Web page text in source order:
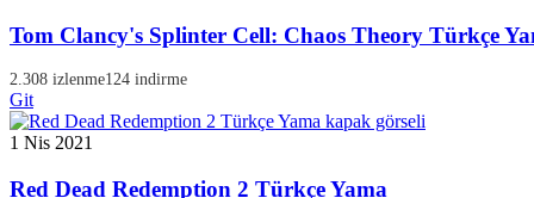
Tom Clancy's Splinter Cell: Chaos Theory Türkçe
2.308 izlenme124 indirme
Git
1 Nis 2021
Red Dead Redemption 2 Türkçe Yama